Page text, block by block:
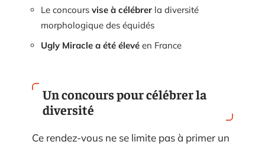
Le concours vise à célébrer la diversité
morphologique des équidés
Ugly Miracle a été élevé en France
Un concours pour célébrer la
diversité
Ce rendez-vous ne se limite pas à primer un